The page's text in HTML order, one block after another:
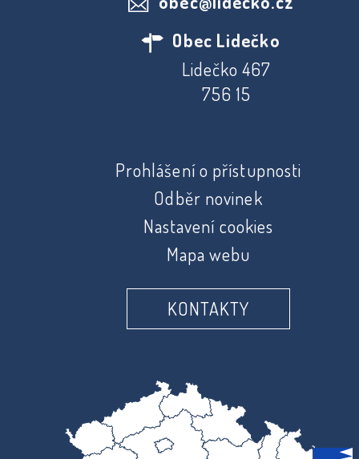
Obec Lidečko
Lidečko 467
756 15
Prohlášení o přístupnosti
Odběr novinek
Nastavení cookies
Mapa webu
KONTAKTY